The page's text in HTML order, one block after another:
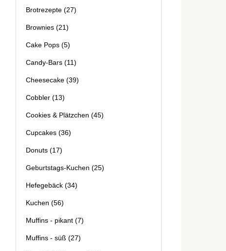
Brotrezepte (27)
Brownies (21)
Cake Pops (5)
Candy-Bars (11)
Cheesecake (39)
Cobbler (13)
Cookies & Plätzchen (45)
Cupcakes (36)
Donuts (17)
Geburtstags-Kuchen (25)
Hefegebäck (34)
Kuchen (56)
Muffins - pikant (7)
Muffins - süß (27)